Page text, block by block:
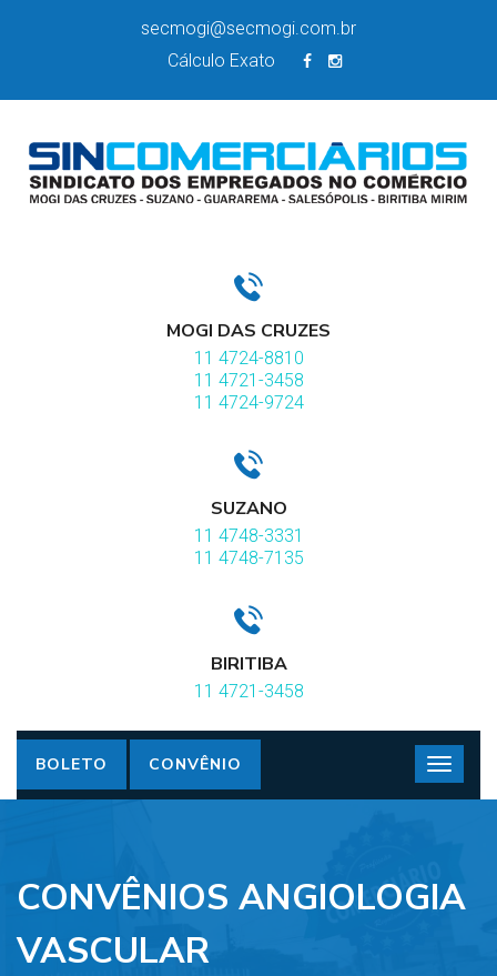
secmogi@secmogi.com.br
Cálculo Exato
MOGI DAS CRUZES
11 4724-8810
11 4721-3458
11 4724-9724
SUZANO
11 4748-3331
11 4748-7135
BIRITIBA
11 4721-3458
BOLETO CONVÊNIO
CONVÊNIOS ANGIOLOGIA
VASCULAR